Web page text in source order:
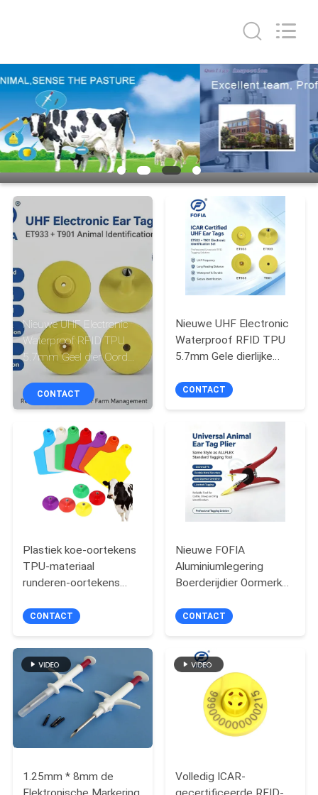
HUIS
PRODUCTEN
VIDEOS
ONGEVEER
ONS
FABRIEKSREIS
KWALITEITSCONTROLE
CONTACTEER
ONS
NIEUWS
VERZOEK
OM EEN
SITEMAP
PRIVACY
POLICY
Reserved.
Nieuwe UHF Electronic
Waterproof RFID TPU
5.7mm Geel dier Oord
Tags ET933+T901
Chips 5 jaar garantie
Fofia Beeste Gebruik
CONTACT
Nieuwe UHF Electronic
Waterproof RFID TPU
5.7mm Gele dierlijke
Chips 5 jaar garantie
CONTACT
Plastiek koe-oortekens
TPU-materiaal
runderen-oortekens
tracking chip
CONTACT
Nieuwe FOFIA
Aluminiumlegering
Boerderijdier Oormerk
Codering voor Vee
Oormerken 3 Maanden
Garantie
CONTACT
1.25mm * 8mm de
Volledig ICAR-